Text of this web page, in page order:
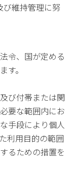
び維持管理に努
令、国が定める
す。
び付帯または関
要な範囲内にお
手段により個人
利用目的の範囲
るための措置を